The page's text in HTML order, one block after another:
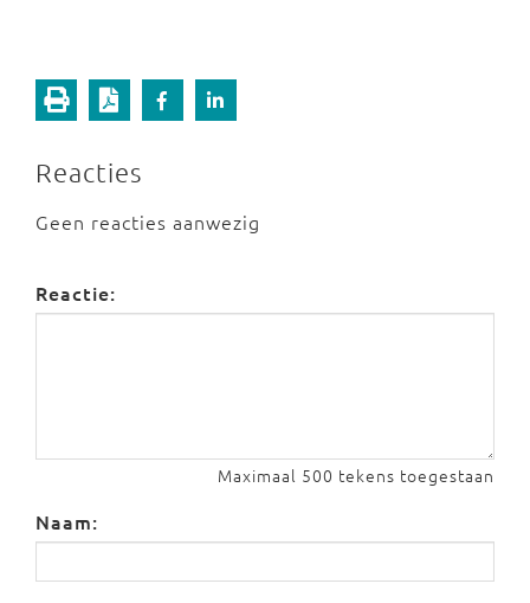
Reacties
Geen reacties aanwezig
Reactie:
Maximaal 500 tekens toegestaan
Naam: